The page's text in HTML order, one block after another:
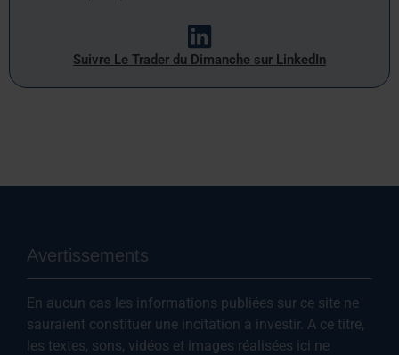
Suivre Le Trader du Dimanche sur LinkedIn
Avertissements
En aucun cas les informations publiées sur ce site ne
sauraient constituer une incitation à investir. A ce titre,
les textes, sons, vidéos et images réalisées ici ne